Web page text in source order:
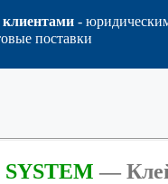
-
поставки
—